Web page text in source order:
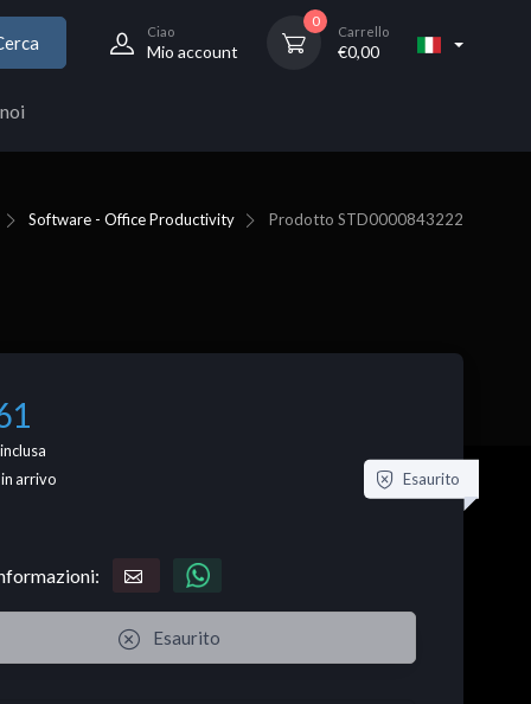
Ciao
Mio account
0
Carrello
€0,00
Software - Office Productivity Prodotto STD0000843222
arrivo
Esaurito
Esaurito